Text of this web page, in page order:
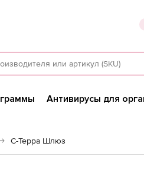
Антивирусы для
С-Терра Шлюз